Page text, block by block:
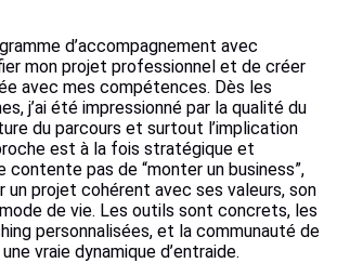
d’accompagnement avec
mon projet professionnel et de créer
avec mes compétences. Dès les
j’ai été impressionné par la qualité du
du parcours et surtout l’implication
est à la fois stratégique et
contente pas de “monter un business”,
un projet cohérent avec ses valeurs, son
de vie. Les outils sont concrets, les
personnalisées, et la communauté de
vraie dynamique d’entraide.